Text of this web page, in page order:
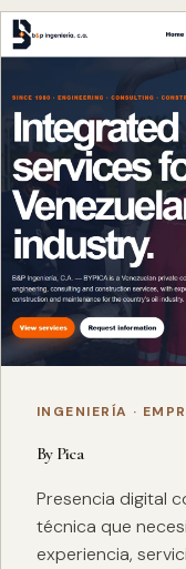
INGENIERÍA ·
By Pica
Presencia digital
técnica que
experiencia,